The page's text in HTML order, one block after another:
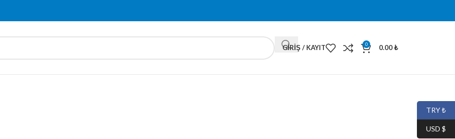
GIRIŞ / KAYIT 0 0.00₺
TRY ₺
USD $